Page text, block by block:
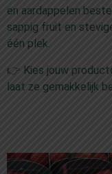
en aardappelen
sappig fruit en
één plek.
👉 Kies jouw
laat ze gemakkelijk